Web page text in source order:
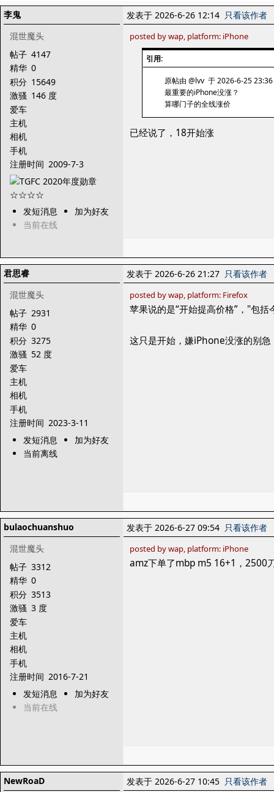
李鬼
混世魔头
帖子 4147
精华 0
积分 15649
激骚 146 度
爱车
主机
相机
手机
注册时间 2009-7-3
发短消息
加为好友
当前在线
发表于 2026-6-26 12:14 只看该作者
posted by wap, platform: iPhone
引用:
原帖由 @lvv 于 2026-6-25
最重要的iPhone没涨？
算哪门子的全线涨价
已经说了，18开始涨
君思睿
混世魔头
帖子 2931
精华 0
积分 3275
激骚 52 度
爱车
主机
相机
手机
注册时间 2023-3-11
发短消息
加为好友
当前离线
发表于 2026-6-26 21:27 只看该作者
posted by wap, platform: Firefox
苹果说的是“开始提高价格”，"包括
这只是开始，嫌iPhone没涨的别急
bulaochuanshuo
混世魔头
帖子 3312
精华 0
积分 3513
激骚 3 度
爱车
主机
相机
手机
注册时间 2016-7-21
发短消息
加为好友
当前在线
发表于 2026-6-27 09:54 只看该作者
posted by wap, platform: iPhone
amz下单了mbp m5 16+1，2500
NewRoaD 发表于 2026-6-27 10:45 只看该作者